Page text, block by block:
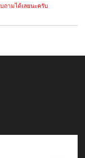
ถามได้เลยนะครับ